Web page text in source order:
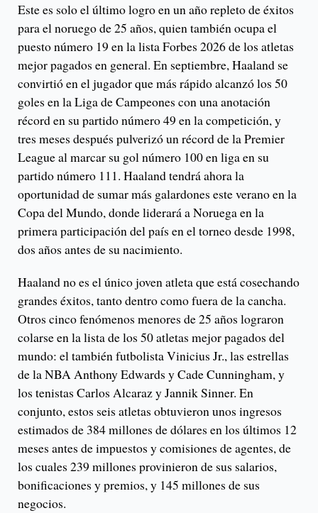
Este es solo el último logro en un año repleto de éxitos
para el noruego de 25 años, quien también ocupa el
puesto número 19 en la lista Forbes 2026 de los atletas
mejor pagados en general. En septiembre, Haaland se
convirtió en el jugador que más rápido alcanzó los 50
goles en la Liga de Campeones con una anotación
récord en su partido número 49 en la competición, y
tres meses después pulverizó un récord de la Premier
League al marcar su gol número 100 en liga en su
partido número 111. Haaland tendrá ahora la
oportunidad de sumar más galardones este verano en la
Copa del Mundo, donde liderará a Noruega en la
primera participación del país en el torneo desde 1998,
dos años antes de su nacimiento.
Haaland no es el único joven atleta que está cosechando
grandes éxitos, tanto dentro como fuera de la cancha.
Otros cinco fenómenos menores de 25 años lograron
colarse en la lista de los 50 atletas mejor pagados del
mundo: el también futbolista Vinicius Jr., las estrellas
de la NBA Anthony Edwards y Cade Cunningham, y
los tenistas Carlos Alcaraz y Jannik Sinner. En
conjunto, estos seis atletas obtuvieron unos ingresos
estimados de 384 millones de dólares en los últimos 12
meses antes de impuestos y comisiones de agentes, de
los cuales 239 millones provinieron de sus salarios,
bonificaciones y premios, y 145 millones de sus
negocios.